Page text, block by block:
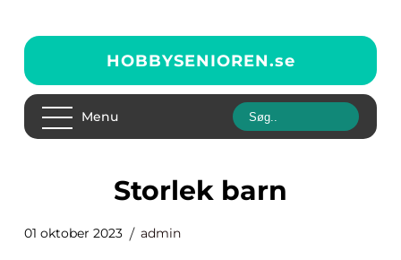
HOBBYSENIOREN.se
Menu
storlek barn
01 oktober 2023 admin